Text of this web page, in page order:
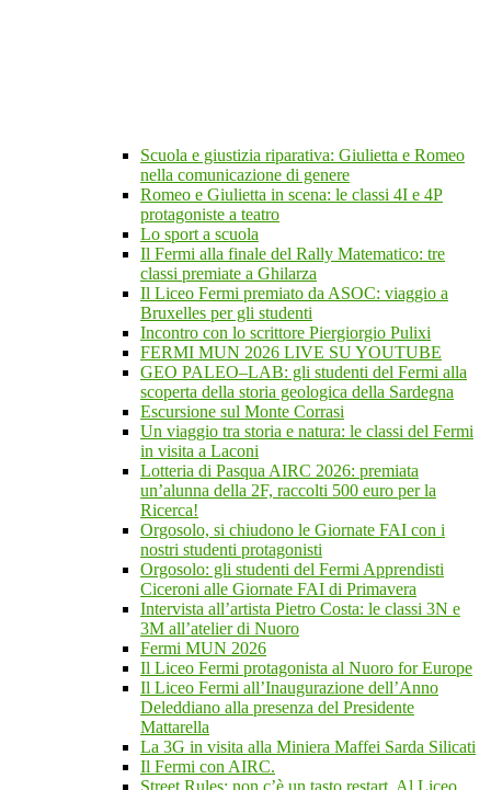
Scuola e giustizia riparativa: Giulietta e Romeo
nella comunicazione di genere
Romeo e Giulietta in scena: le classi 4I e 4P
protagoniste a teatro
Lo sport a scuola
Il Fermi alla finale del Rally Matematico: tre
classi premiate a Ghilarza
Il Liceo Fermi premiato da ASOC: viaggio a
Bruxelles per gli studenti
Incontro con lo scrittore Piergiorgio Pulixi
FERMI MUN 2026 LIVE SU YOUTUBE
GEO PALEO–LAB: gli studenti del Fermi alla
scoperta della storia geologica della Sardegna
Escursione sul Monte Corrasi
Un viaggio tra storia e natura: le classi del Fermi
in visita a Laconi
Lotteria di Pasqua AIRC 2026: premiata
un’alunna della 2F, raccolti 500 euro per la
Ricerca!
Orgosolo, si chiudono le Giornate FAI con i
nostri studenti protagonisti
Orgosolo: gli studenti del Fermi Apprendisti
Ciceroni alle Giornate FAI di Primavera
Intervista all’artista Pietro Costa: le classi 3N e
3M all’atelier di Nuoro
Fermi MUN 2026
Il Liceo Fermi protagonista al Nuoro for Europe
Il Liceo Fermi all’Inaugurazione dell’Anno
Deleddiano alla presenza del Presidente
Mattarella
La 3G in visita alla Miniera Maffei Sarda Silicati
Il Fermi con AIRC.